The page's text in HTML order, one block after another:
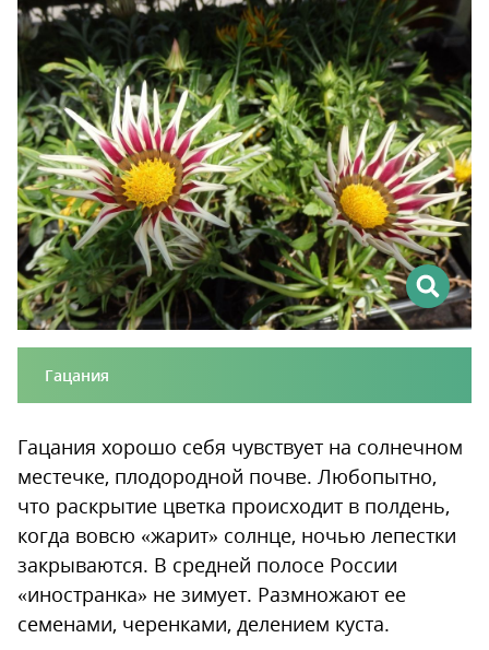
Гацания
Гацания хорошо себя чувствует на солнечном
местечке, плодородной почве. Любопытно,
что раскрытие цветка происходит в полдень,
когда вовсю «жарит» солнце, ночью лепестки
закрываются. В средней полосе России
«иностранка» не зимует. Размножают ее
семенами, черенками, делением куста.